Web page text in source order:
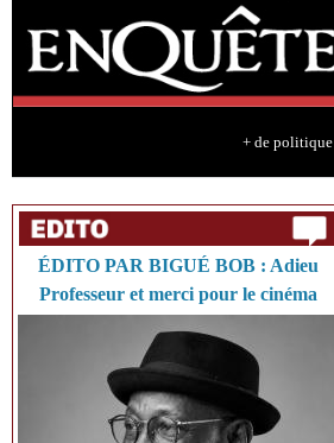
+ de politique
ÉDITO PAR BIGUÉ BOB : Adieu
Professeur et merci pour le cinéma